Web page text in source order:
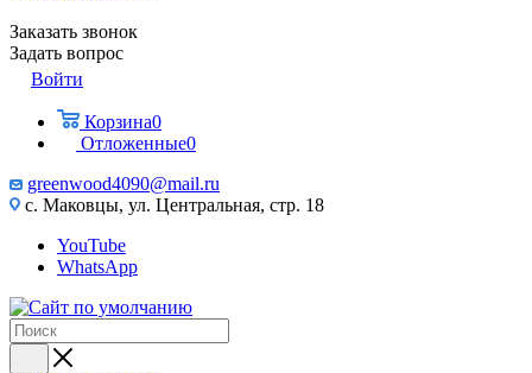
Заказать звонок
Задать вопрос
Войти
Корзина0
Отложенные0
greenwood4090@mail.ru
с. Маковцы, ул. Центральная, стр. 18
YouTube
WhatsApp